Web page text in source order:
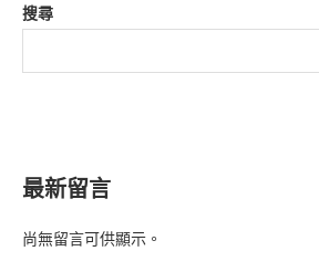
搜尋
最新留言
尚無留言可供顯示。